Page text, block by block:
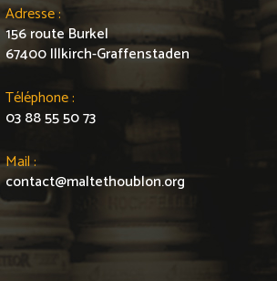
Adresse :
156 route Burkel
67400 Illkirch-Graffenstaden
Téléphone :
03 88 55 50 73
Mail :
contact@maltethoublon.org